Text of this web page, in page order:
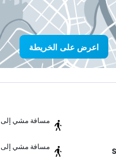
اعرض على الخريطة
مسافة مشي إلى 2 من الدقائق
مسافة مشي إلى 5 من الدقائق